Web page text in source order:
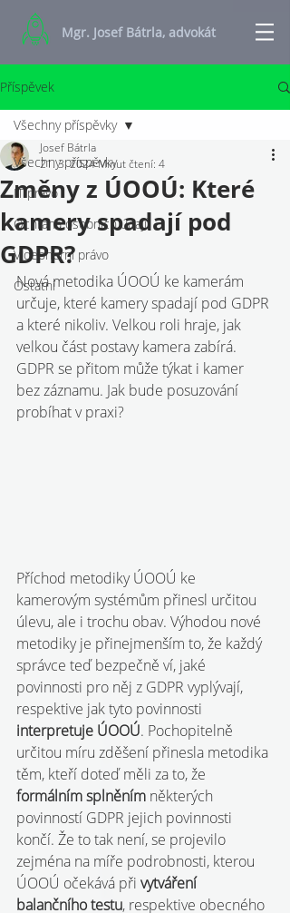
Mgr. Josef Bátrla, advokát
Příspěvek
Všechny příspěvky
IT právo
Ochrana osobních údajů
Videoherní právo
Ostatní
Všechny příspěvky
Změny z ÚOOÚ: Které
kamery spadají pod
GDPR?
Josef Bátrla
21. 3. 2024Minut čtení: 4
Nová metodika ÚOOÚ ke kamerám
určuje, které kamery spadají pod GDPR
a které nikoliv. Velkou roli hraje, jak
velkou část postavy kamera zabírá.
GDPR se přitom může týkat i kamer
bez záznamu. Jak bude posuzování
probíhat v praxi?
Příchod metodiky ÚOOÚ ke
kamerovým systémům přinesl určitou
úlevu, ale i trochu obav. Výhodou nové
metodiky je přinejmenším to, že každý
správce teď bezpečně ví, jaké
povinnosti pro něj z GDPR vyplývají,
respektive jak tyto povinnosti
interpretuje ÚOOÚ. Pochopitelně
určitou míru zděšení přinesla metodika
těm, kteří doteď měli za to, že
formálním splněním některých
povinností GDPR jejich povinnosti
končí. Že to tak není, se projevilo
zejména na míře podrobnosti, kterou
ÚOOÚ očekává při vytváření
balančního testu, respektive obecného